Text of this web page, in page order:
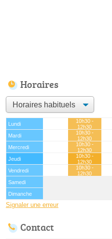
Horaires
Lundi
10h30 -
12h30
Mardi
10h30 -
12h30
Mercredi
10h30 -
12h30
Jeudi
10h30 -
12h30
Vendredi
10h30 -
12h30
Samedi
Dimanche
Signaler une erreur
Contact